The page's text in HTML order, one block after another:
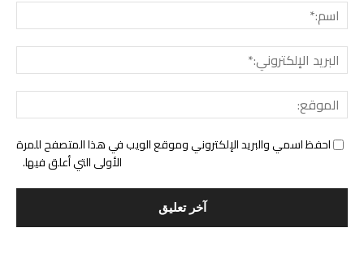
احفظ اسمي والبريد الإلكتروني وموقع الويب في هذا المتصفح للمرة
الأولى التي أعلق فيها.